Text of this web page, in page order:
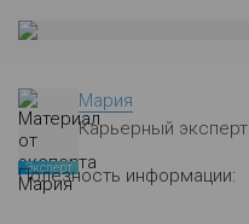
Эксперт
Мария
Карьерный эксперт
Полезность информации: